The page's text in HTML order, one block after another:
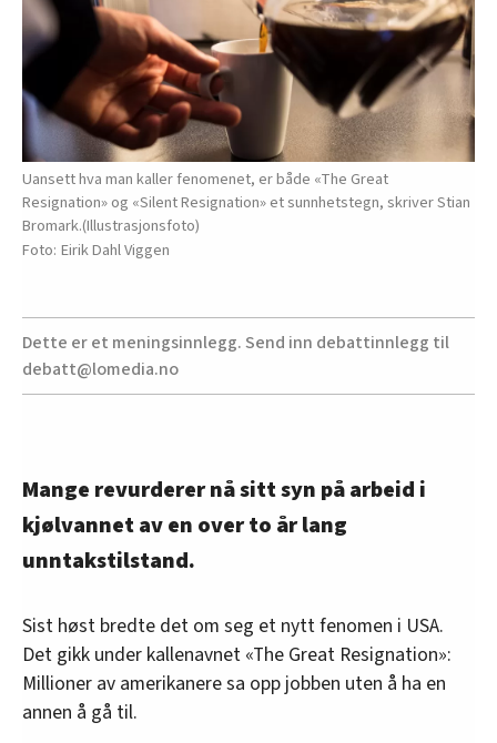
Uansett hva man kaller fenomenet, er både «The Great
Resignation» og «Silent Resignation» et sunnhetstegn, skriver Stian
Bromark.(Illustrasjonsfoto)
Eirik Dahl Viggen
Dette er et meningsinnlegg. Send inn debattinnlegg til
debatt@lomedia.no
Mange revurderer nå sitt syn på arbeid i
kjølvannet av en over to år lang
unntakstilstand.
Sist høst bredte det om seg et nytt fenomen i USA.
Det gikk under kallenavnet «The Great Resignation»:
Millioner av amerikanere sa opp jobben uten å ha en
annen å gå til.